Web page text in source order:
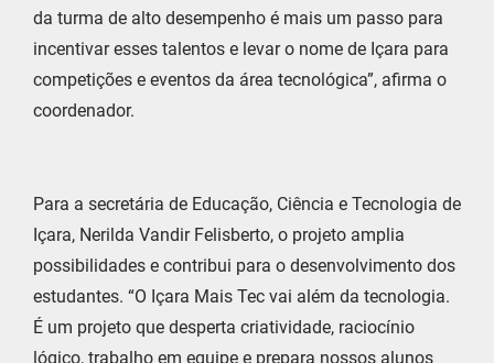
da turma de alto desempenho é mais um passo para
incentivar esses talentos e levar o nome de Içara para
competições e eventos da área tecnológica”, afirma o
coordenador.
Para a secretária de Educação, Ciência e Tecnologia de
Içara, Nerilda Vandir Felisberto, o projeto amplia
possibilidades e contribui para o desenvolvimento dos
estudantes. “O Içara Mais Tec vai além da tecnologia.
É um projeto que desperta criatividade, raciocínio
lógico, trabalho em equipe e prepara nossos alunos